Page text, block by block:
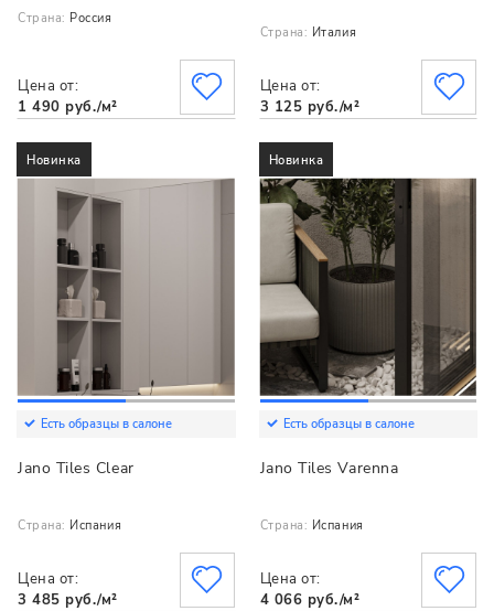
Страна: Россия
Цена от:
1 490 руб./м²
Страна: Италия
Цена от:
3 125 руб./м²
Новинка
Есть образцы в салоне
Jano Tiles Clear
Страна: Испания
Цена от:
3 485 руб./м²
Новинка
Есть образцы в салоне
Jano Tiles Varenna
Страна: Испания
Цена от:
4 066 руб./м²